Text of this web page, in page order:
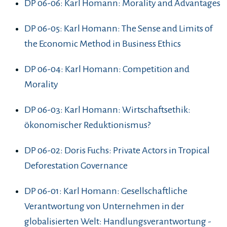
DP 06-06: Karl Homann: Morality and Advantages
DP 06-05: Karl Homann: The Sense and Limits of
the Economic Method in Business Ethics
DP 06-04: Karl Homann: Competition and
Morality
DP 06-03: Karl Homann: Wirtschaftsethik:
ökonomischer Reduktionismus?
DP 06-02: Doris Fuchs: Private Actors in Tropical
Deforestation Governance
DP 06-01: Karl Homann: Gesellschaftliche
Verantwortung von Unternehmen in der
globalisierten Welt: Handlungsverantwortung -